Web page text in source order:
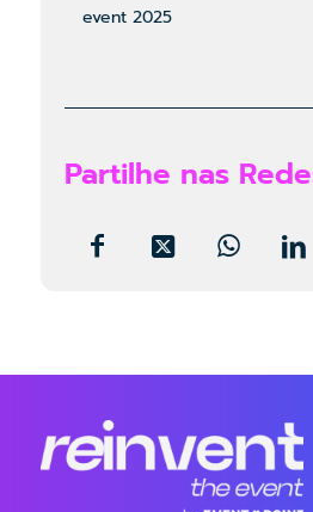
event 2025
Partilhe nas